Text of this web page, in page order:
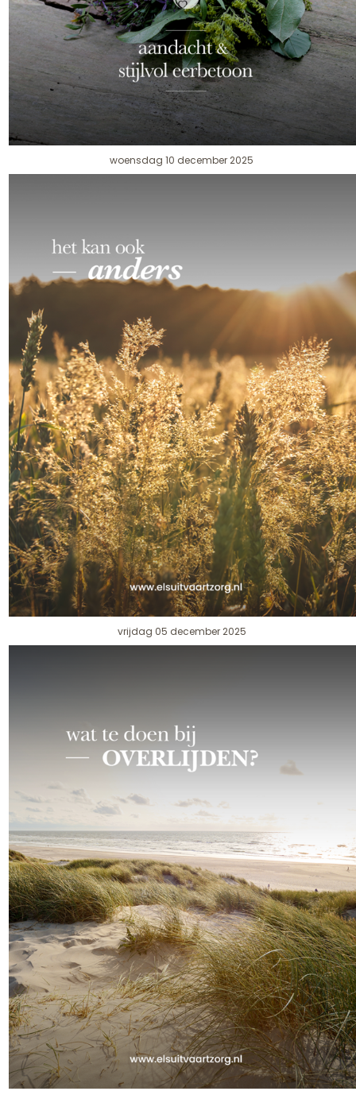
woensdag 10 december 2025
vrijdag 05 december 2025